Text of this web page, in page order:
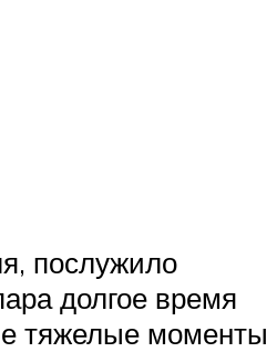
послужило
долгое время
тяжелые моменты